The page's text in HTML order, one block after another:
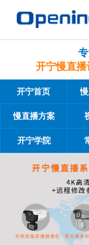
开宁慢直
开宁首页
慢直播方案
开宁学院